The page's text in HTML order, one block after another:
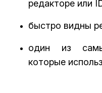
редакторе или
быстро видны
один из
которые